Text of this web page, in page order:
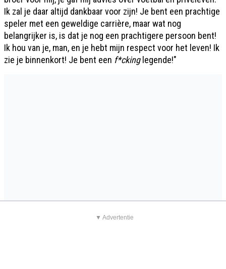
Ik zal je daar altijd dankbaar voor zijn! Je bent een prachtige
speler met een geweldige carrière, maar wat nog
belangrijker is, is dat je nog een prachtigere persoon bent!
Ik hou van je, man, en je hebt mijn respect voor het leven! Ik
zie je binnenkort! Je bent een f*ckinglegende!"
▼ Advertentie